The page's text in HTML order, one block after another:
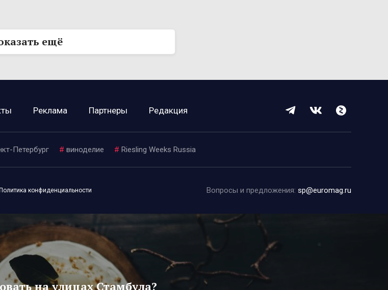
ещё
Реклама Партнеры Редакция
Петербург # виноделие # Riesling Weeks Russia
Политика конфиденциальности Вопросы и предложения: sp@euromag.ru
на улицах Стамбула?